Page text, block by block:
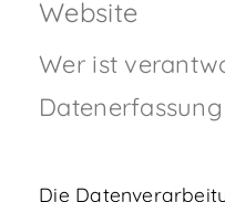
Website
Wer ist
Die